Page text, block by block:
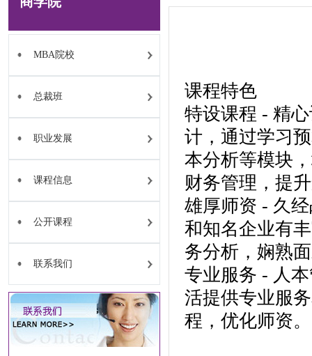
MBA院校
总裁班
职业发展
课程信息
公开课程
联系我们
课程特色
特设课程 - 精
计，通过学习
本分析等模块
财务管理，提
雄厚师资 - 久
和知名企业有
务分析，娴熟
专业服务 - 人
活提供专业服
程，优化师资。